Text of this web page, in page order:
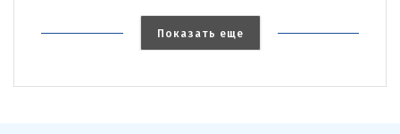
Показать еще